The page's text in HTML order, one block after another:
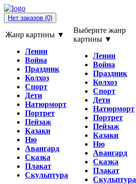
Нет заказов (0)
Жанр картины ▼
Ленин
Война
Праздник
Колхоз
Спорт
Дети
Натюрморт
Портрет
Пейзаж
Казаки
Ню
Авангард
Сказка
Плакат
Скульптура
Выберите жанр
картины ▼
Ленин
Война
Праздник
Колхоз
Спорт
Дети
Натюрморт
Портрет
Пейзаж
Казаки
Ню
Авангард
Сказка
Плакат
Скульптура